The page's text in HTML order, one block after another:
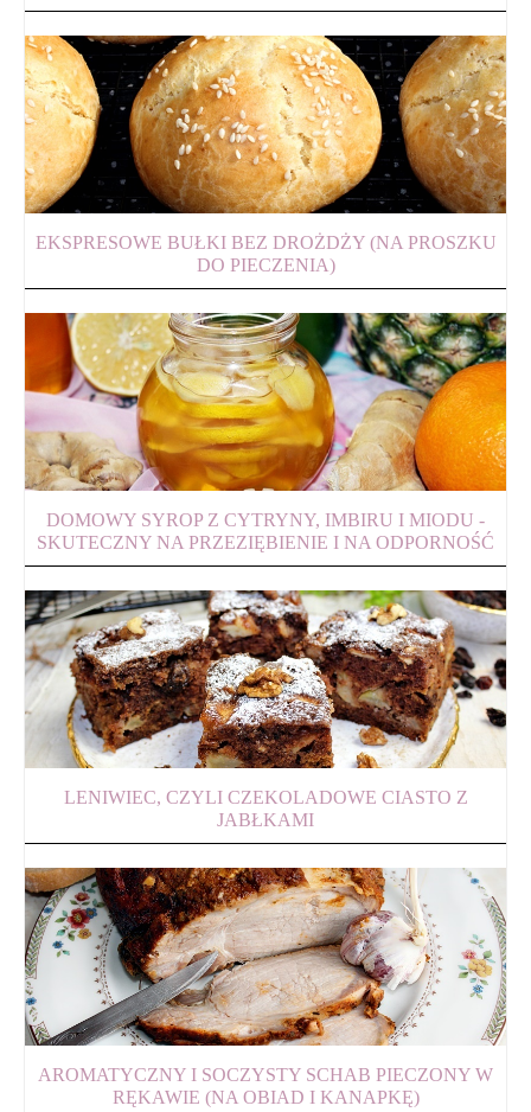
EKSPRESOWE BUŁKI BEZ DROŻDŻY (NA PROSZKU
DO PIECZENIA)
DOMOWY SYROP Z CYTRYNY, IMBIRU I MIODU -
SKUTECZNY NA PRZEZIĘBIENIE I NA ODPORNOŚĆ
LENIWIEC, CZYLI CZEKOLADOWE CIASTO Z
JABŁKAMI
AROMATYCZNY I SOCZYSTY SCHAB PIECZONY W
RĘKAWIE (NA OBIAD I KANAPKĘ)